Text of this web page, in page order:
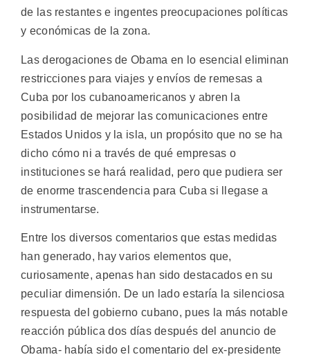
de las restantes e ingentes preocupaciones políticas
y económicas de la zona.
Las derogaciones de Obama en lo esencial eliminan
restricciones para viajes y envíos de remesas a
Cuba por los cubanoamericanos y abren la
posibilidad de mejorar las comunicaciones entre
Estados Unidos y la isla, un propósito que no se ha
dicho cómo ni a través de qué empresas o
instituciones se hará realidad, pero que pudiera ser
de enorme trascendencia para Cuba si llegase a
instrumentarse.
Entre los diversos comentarios que estas medidas
han generado, hay varios elementos que,
curiosamente, apenas han sido destacados en su
peculiar dimensión. De un lado estaría la silenciosa
respuesta del gobierno cubano, pues la más notable
reacción pública dos días después del anuncio de
Obama- había sido el comentario del ex-presidente